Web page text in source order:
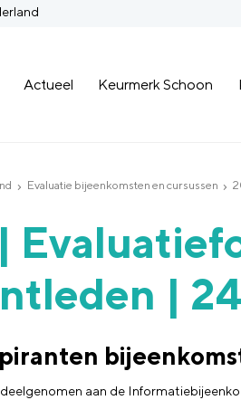
Actueel Keurmerk Schoon
Evaluatie bijeenkomsten en cursussen
|
aan de